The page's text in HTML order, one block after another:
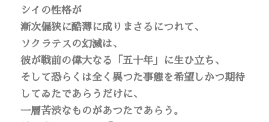
シイの性格が
漸次偏狭に酷薄に成りまさるにつれて、
ソクラテスの幻滅は、
彼が戦前の偉大なる「五十年」に生ひ立ち、
そして恐らくは全く異つた事態を希望しかつ期待
してゐたであらうだけに、
一層苦渋なものがあつたであらう。